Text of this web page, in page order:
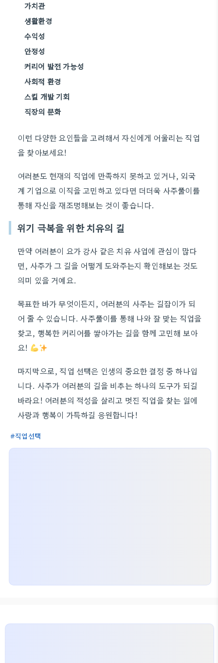
가치관
생활환경
수익성
안정성
커리어 발전 가능성
사회적 환경
스킬 개발 기회
직장의 문화
이런 다양한 요인들을 고려해서 자신에게 어울리는 직업
을 찾아보세요!
여러분도 현재의 직업에 만족하지 못하고 있거나, 외국
계 기업으로 이직을 고민하고 있다면 더더욱 사주풀이를
통해 자신을 재조명해보는 것이 좋습니다.
위기 극복을 위한 치유의 길
만약 여러분이 요가 강사 같은 치유 사업에 관심이 많다
면, 사주가 그 길을 어떻게 도와주는지 확인해보는 것도
의미 있을 거예요.
목표한 바가 무엇이든지, 여러분의 사주는 길잡이가 되
어 줄 수 있습니다. 사주풀이를 통해 나와 잘 맞는 직업을
찾고, 행복한 커리어를 쌓아가는 길을 함께 고민해 보아
요!
마지막으로, 직업 선택은 인생의 중요한 결정 중 하나입
니다. 사주가 여러분의 길을 비추는 하나의 도구가 되길
바라요! 여러분의 적성을 살리고 멋진 직업을 찾는 일에
사랑과 행복이 가득하길 응원합니다!
직업선택